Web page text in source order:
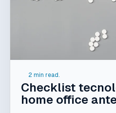
2 min read.
Checklist
home office